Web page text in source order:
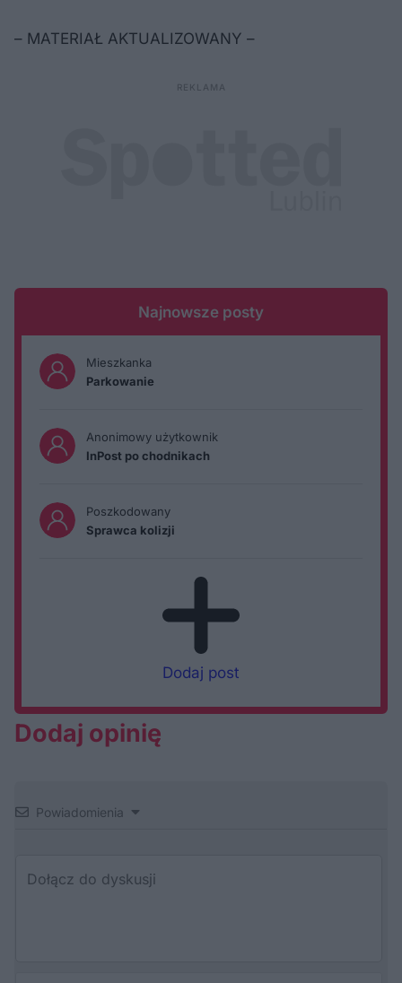
– MATERIAŁ AKTUALIZOWANY –
Najnowsze posty
Mieszkanka
Parkowanie
Anonimowy użytkownik
InPost po chodnikach
Poszkodowany
Sprawca kolizji
Dodaj post
Dodaj opinię
Powiadomienia